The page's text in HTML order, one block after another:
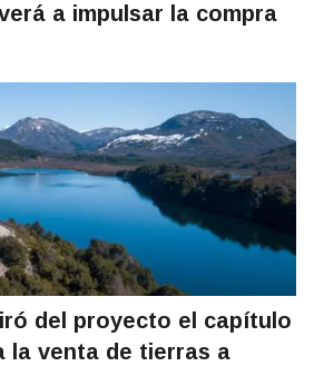
a impulsar la compra
del proyecto el capítulo
la venta de tierras a